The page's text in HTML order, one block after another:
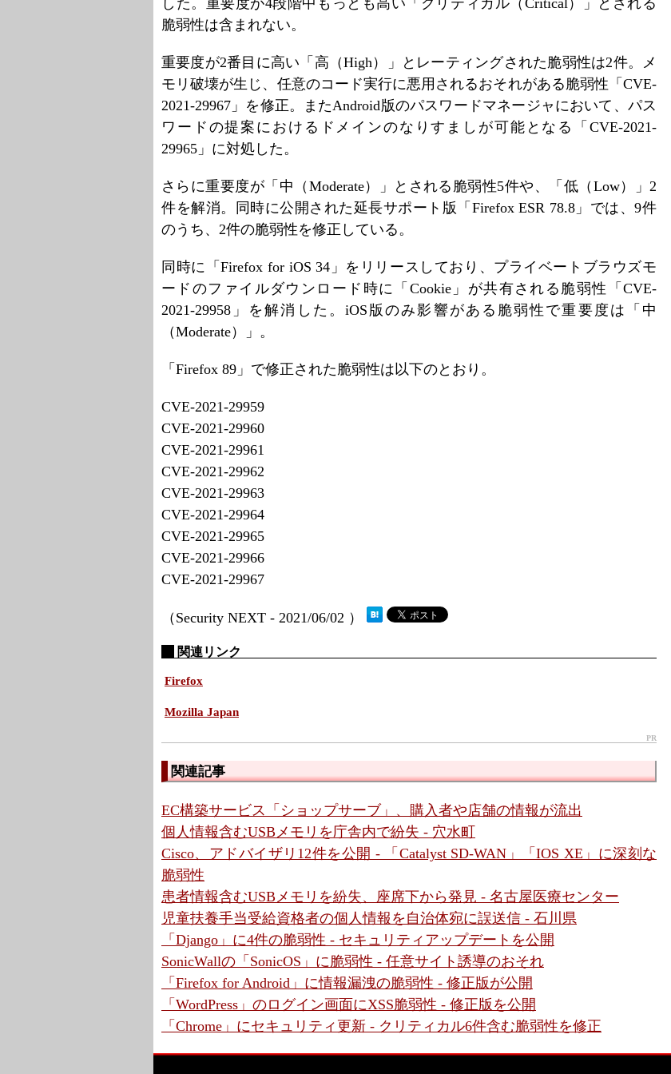
した。重要度が4段階中もっとも高い「クリティカル（Critical）」とされる
脆弱性は含まれない。
重要度が2番目に高い「高（High）」とレーティングされた脆弱性は2件。メ
モリ破壊が生じ、任意のコード実行に悪用されるおそれがある脆弱性「CVE-
2021-29967」を修正。またAndroid版のパスワードマネージャにおいて、パス
ワードの提案におけるドメインのなりすましが可能となる「CVE-2021-
29965」に対処した。
さらに重要度が「中（Moderate）」とされる脆弱性5件や、「低（Low）」2
件を解消。同時に公開された延長サポート版「Firefox ESR 78.8」では、9件
のうち、2件の脆弱性を修正している。
同時に「Firefox for iOS 34」をリリースしており、プライベートブラウズモ
ードのファイルダウンロード時に「Cookie」が共有される脆弱性「CVE-
2021-29958」を解消した。iOS版のみ影響がある脆弱性で重要度は「中
（Moderate）」。
「Firefox 89」で修正された脆弱性は以下のとおり。
CVE-2021-29959
CVE-2021-29960
CVE-2021-29961
CVE-2021-29962
CVE-2021-29963
CVE-2021-29964
CVE-2021-29965
CVE-2021-29966
CVE-2021-29967
（Security NEXT - 2021/06/02 ）
関連リンク
Firefox
Mozilla Japan
PR
関連記事
EC構築サービス「ショップサーブ」、購入者や店舗の情報が流出
個人情報含むUSBメモリを庁舎内で紛失 - 穴水町
Cisco、アドバイザリ12件を公開 - 「Catalyst SD-WAN」「IOS XE」に深刻な
脆弱性
患者情報含むUSBメモリを紛失、座席下から発見 - 名古屋医療センター
児童扶養手当受給資格者の個人情報を自治体宛に誤送信 - 石川県
「Django」に4件の脆弱性 - セキュリティアップデートを公開
SonicWallの「SonicOS」に脆弱性 - 任意サイト誘導のおそれ
「Firefox for Android」に情報漏洩の脆弱性 - 修正版が公開
「WordPress」のログイン画面にXSS脆弱性 - 修正版を公開
「Chrome」にセキュリティ更新 - クリティカル6件含む脆弱性を修正